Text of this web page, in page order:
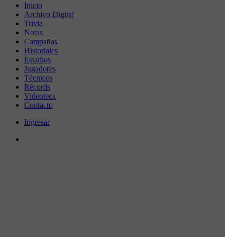
Inicio
Archivo Digital
Trivia
Notas
Campañas
Historiales
Estadios
Jugadores
Técnicos
Récords
Videoteca
Contacto
Ingresar